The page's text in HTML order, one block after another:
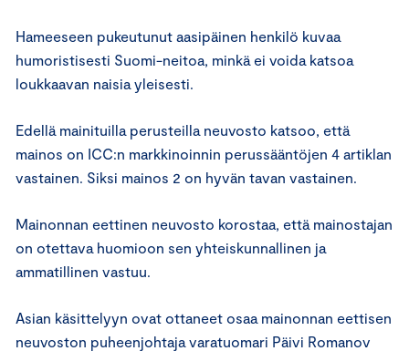
Hameeseen pukeutunut aasipäinen henkilö kuvaa
humoristisesti Suomi-neitoa, minkä ei voida katsoa
loukkaavan naisia yleisesti.
Edellä mainituilla perusteilla neuvosto katsoo, että
mainos on ICC:n markkinoinnin perussääntöjen 4 artiklan
vastainen. Siksi mainos 2 on hyvän tavan vastainen.
Mainonnan eettinen neuvosto korostaa, että mainostajan
on otettava huomioon sen yhteiskunnallinen ja
ammatillinen vastuu.
Asian käsittelyyn ovat ottaneet osaa mainonnan eettisen
neuvoston puheenjohtaja varatuomari Päivi Romanov